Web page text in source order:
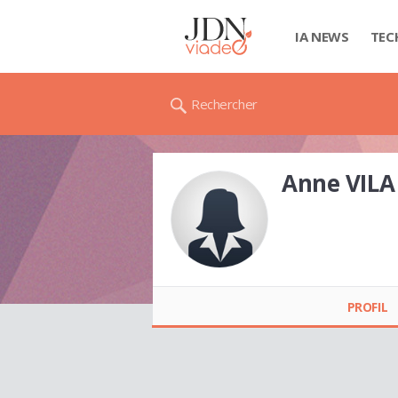
IA NEWS
Rechercher
Anne VILA
PROFIL